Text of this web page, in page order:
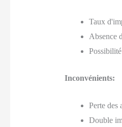
Taux
Absence
Inconvénients:
Perte des
Double